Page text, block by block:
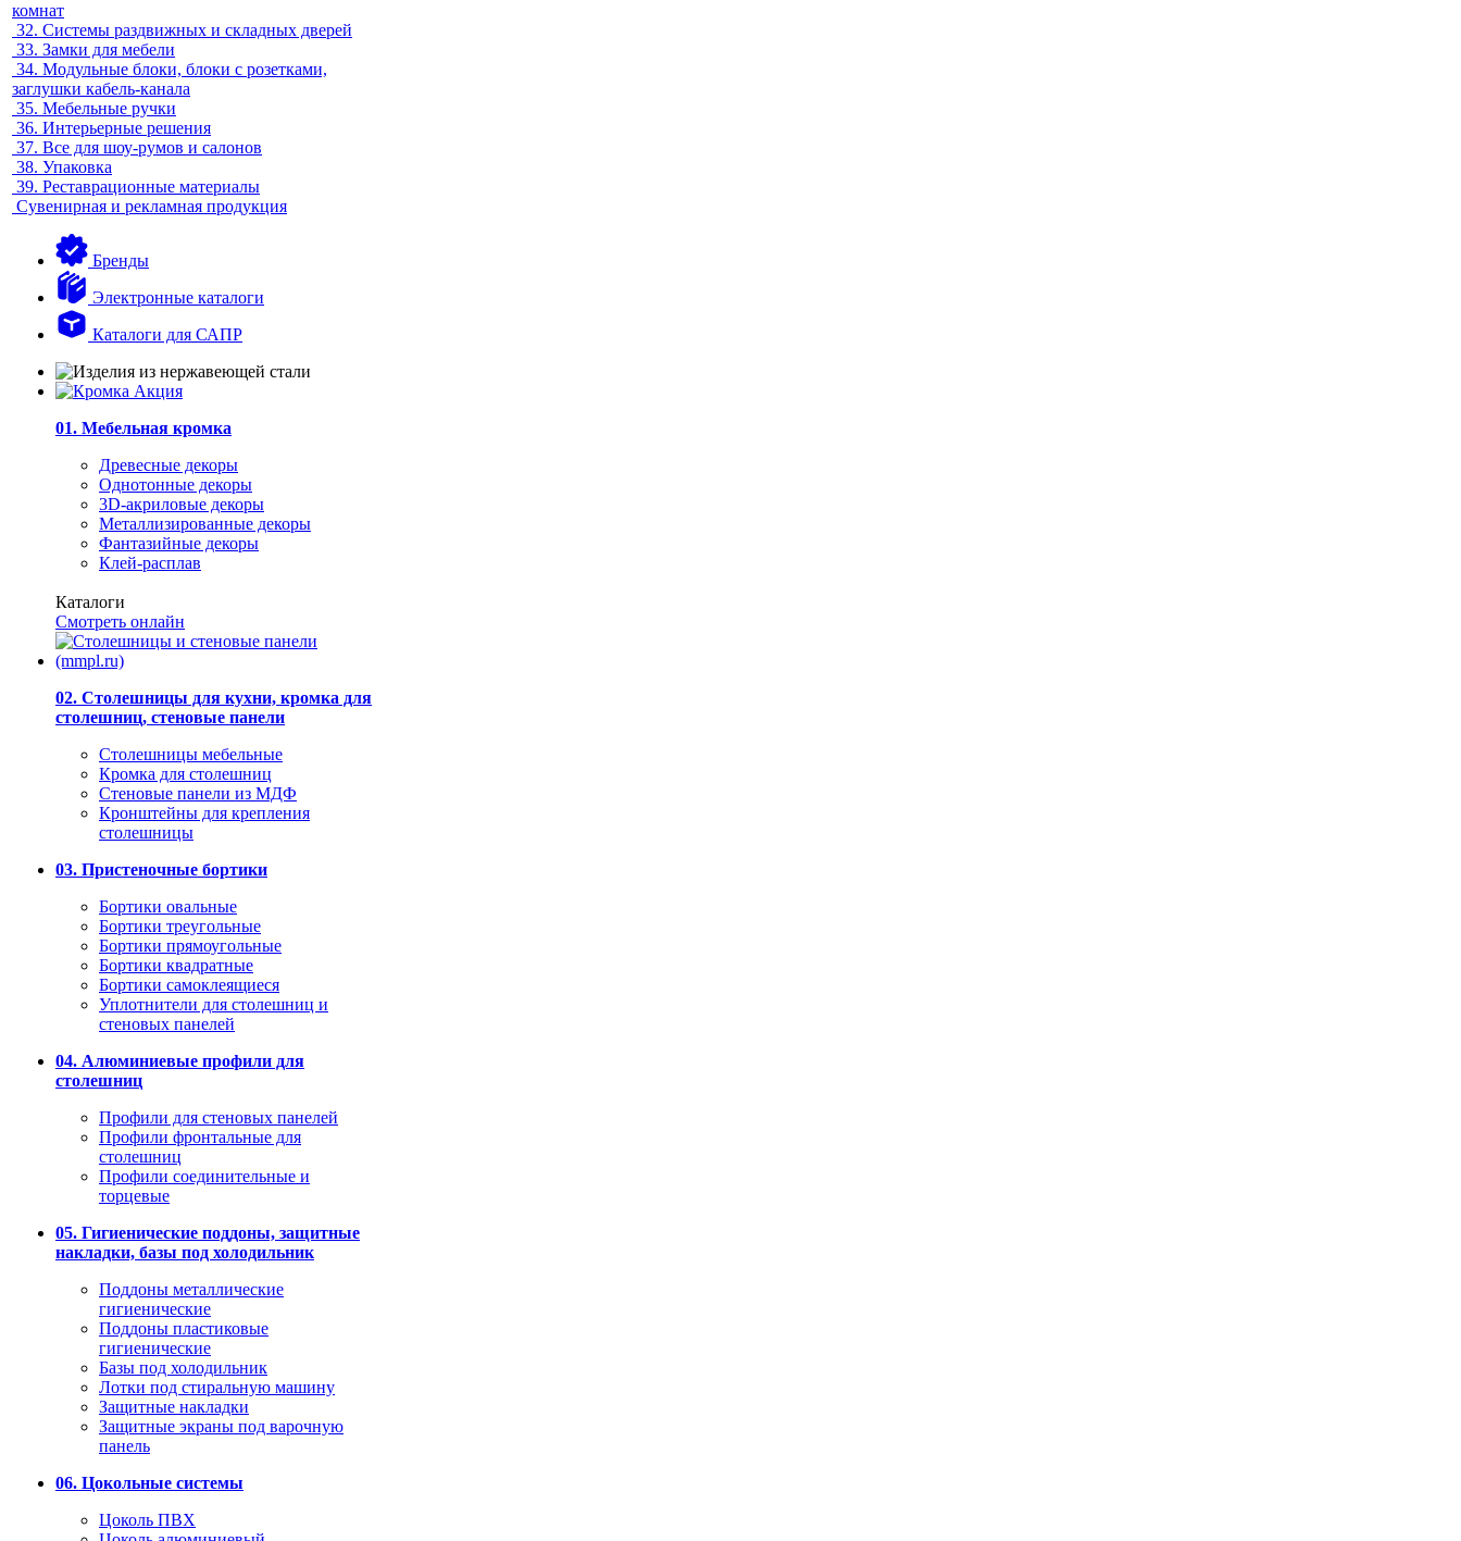
комнат
32. Системы раздвижных и складных дверей
33. Замки для мебели
34. Модульные блоки, блоки с розетками,
заглушки кабель-канала
35. Мебельные ручки
36. Интерьерные решения
37. Все для шоу-румов и салонов
38. Упаковка
39. Реставрационные материалы
Сувенирная и рекламная продукция
Бренды
Электронные каталоги
Каталоги для САПР
01. Мебельная кромка
Древесные декоры
Однотонные декоры
3D-акриловые декоры
Металлизированные декоры
Фантазийные декоры
Клей-расплав
Каталоги
Смотреть онлайн
02. Столешницы для кухни, кромка для
столешниц, стеновые панели
Столешницы мебельные
Кромка для столешниц
Стеновые панели из МДФ
Кронштейны для крепления
столешницы
03. Пристеночные бортики
Бортики овальные
Бортики треугольные
Бортики прямоугольные
Бортики квадратные
Бортики самоклеящиеся
Уплотнители для столешниц и
стеновых панелей
04. Алюминиевые профили для
столешниц
Профили для стеновых панелей
Профили фронтальные для
столешниц
Профили соединительные и
торцевые
05. Гигиенические поддоны, защитные
накладки, базы под холодильник
Поддоны металлические
гигиенические
Поддоны пластиковые
гигиенические
Базы под холодильник
Лотки под стиральную машину
Защитные накладки
Защитные экраны под варочную
панель
06. Цокольные системы
Цоколь ПВХ